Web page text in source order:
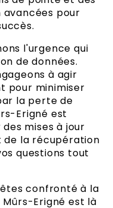
pour
l'urgence qui
de données.
à agir
pour minimiser
la perte de
Erigné est
mises à jour
de la récupération
questions tout
êtes confronté à la
Erigné est là